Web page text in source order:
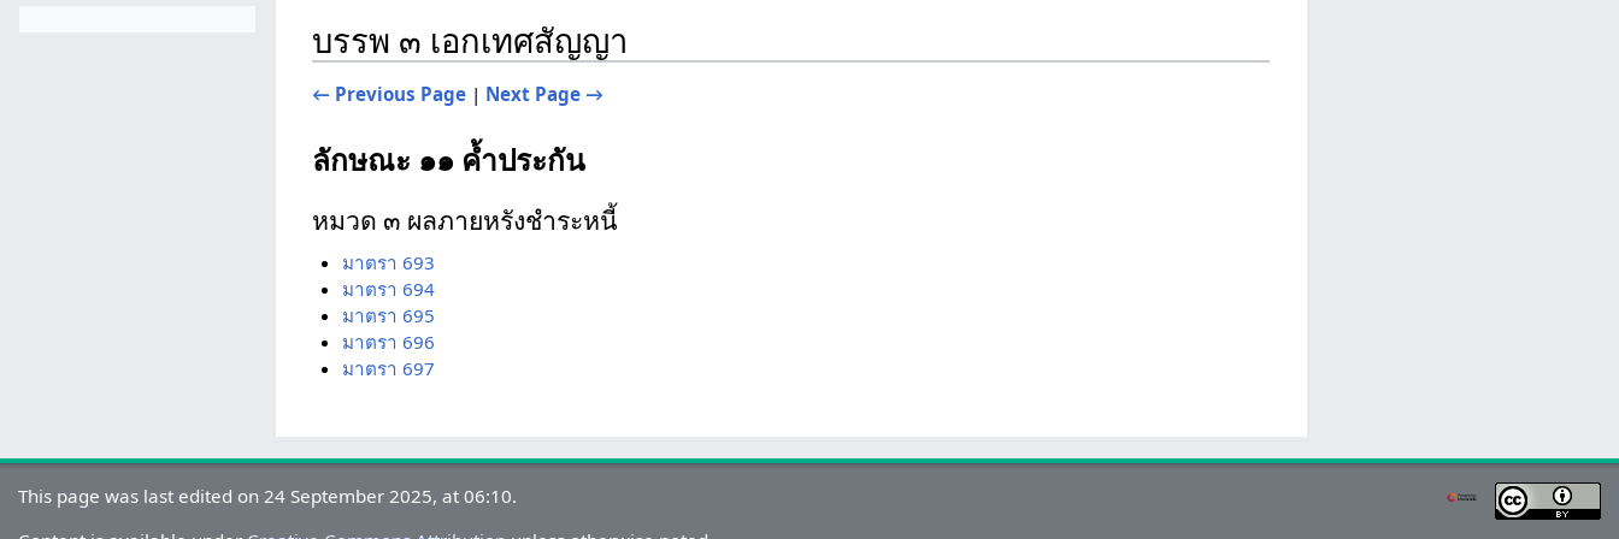
บรรพ ๓ เอกเทศสัญญา
← Previous Page | Next Page →
ลักษณะ ๑๑ ค้ำประกัน
หมวด ๓ ผลภายหรังชำระหนี้
มาตรา 693
มาตรา 694
มาตรา 695
มาตรา 696
มาตรา 697
This page was last edited on 24 September 2025, at 06:10.